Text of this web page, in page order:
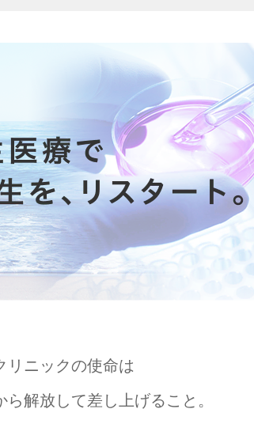
リニックの使命は
解放して差し上げること。